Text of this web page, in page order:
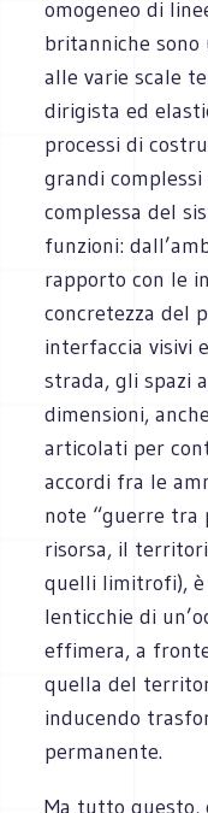
omogeneo di
britanniche sono
alle varie scale
dirigista ed
processi di
grandi
complessa del
funzioni:
rapporto con le
concretezza del
interfaccia visivi
strada, gli spazi
dimensioni,
articolati per
accordi fra le
note “guerre tra
risorsa, il
quelli limitrofi),
lenticchie di
effimera, a
quella del
inducendo
permanente.
Ma tutto questo,